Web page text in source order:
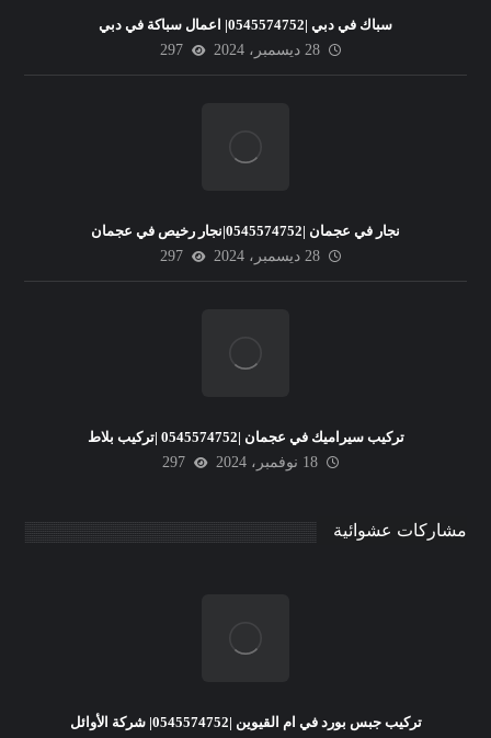
سباك في دبي |0545574752| اعمال سباكة في دبي
28 ديسمبر، 2024
297
نجار في عجمان |0545574752|نجار رخيص في عجمان
28 ديسمبر، 2024
297
تركيب سيراميك في عجمان |0545574752 |تركيب بلاط
18 نوفمبر، 2024
297
مشاركات عشوائية
تركيب جبس بورد في ام القيوين |0545574752| شركة الأوائل